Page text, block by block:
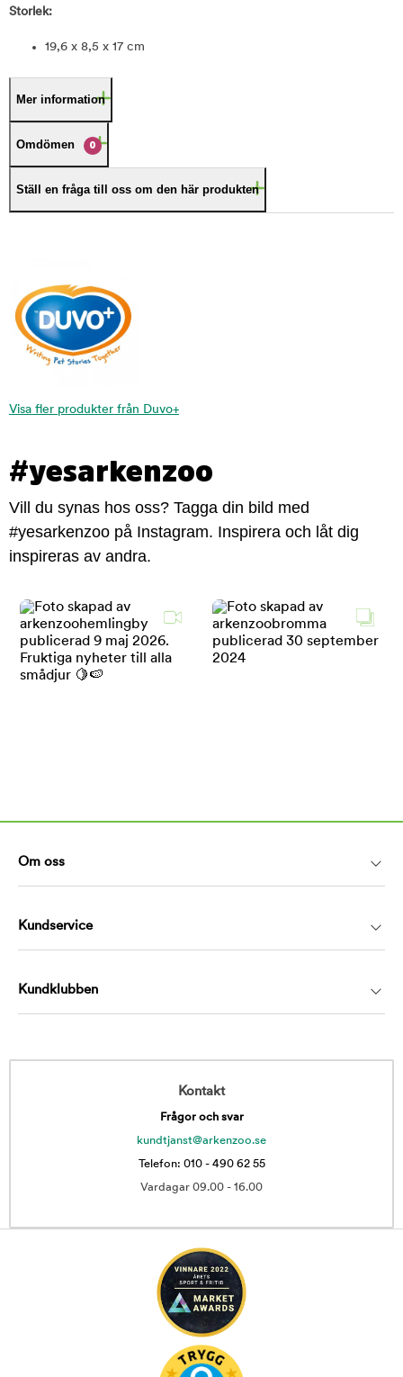
Storlek:
19,6 x 8,5 x 17 cm
Mer information
Omdömen 0
Ställ en fråga till oss om den här produkten
Visa fler produkter från Duvo+
#yesarkenzoo
Vill du synas hos oss? Tagga din bild med
#yesarkenzoo på Instagram. Inspirera och låt dig
inspireras av andra.
Om oss
Kundservice
Kundklubben
Kontakt
Frågor och svar
kundtjanst@arkenzoo.se
Telefon: 010 - 490 62 55
Vardagar 09.00 - 16.00